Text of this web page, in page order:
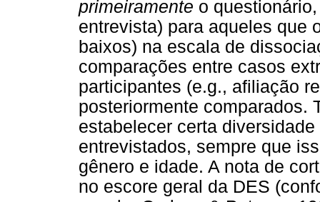
primeiramente o
entrevista) para aqueles que
baixos) na escala de
comparações entre casos
participantes (e.g., afiliação
posteriormente comparados.
estabelecer certa
entrevistados, sempre que
gênero e idade. A nota de
no escore geral da DES